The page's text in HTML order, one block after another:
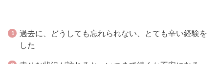
過去に、どうしても忘れられない、とても辛い経験を
した